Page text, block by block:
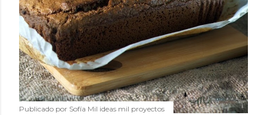
Publicado por Sofía Mil ideas mil proyectos